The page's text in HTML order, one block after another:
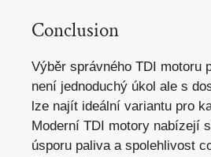
Conclusion
Výběr správného TDI motoru
není jednoduchý úkol ale s
lze najít ideální variantu pro
Moderní TDI motory nabízejí
úsporu paliva a spolehlivost